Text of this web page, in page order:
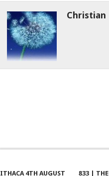
Christian
ITHACA 4TH AUGUST 833 |